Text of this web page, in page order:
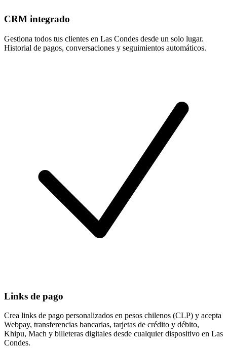
CRM integrado
Gestiona todos tus clientes en Las Condes desde un solo lugar.
Historial de pagos, conversaciones y seguimientos automáticos.
Links de pago
Crea links de pago personalizados en pesos chilenos (CLP) y acepta
Webpay, transferencias bancarias, tarjetas de crédito y débito,
Khipu, Mach y billeteras digitales desde cualquier dispositivo en Las
Condes.